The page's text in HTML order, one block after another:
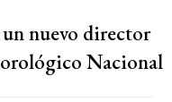
nuevo director
Nacional